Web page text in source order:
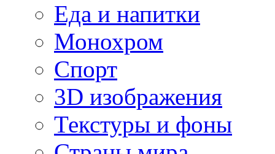
Еда и напитки
Монохром
Спорт
3D изображения
Текстуры и фоны